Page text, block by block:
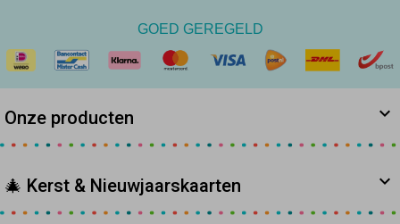
GOED GEREGELD
Onze producten
🎄 Kerst & Nieuwjaarskaarten